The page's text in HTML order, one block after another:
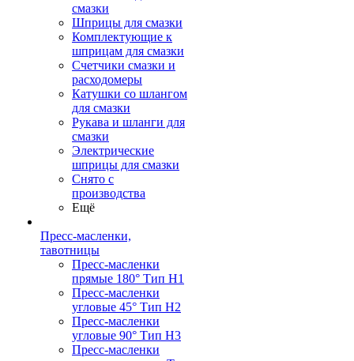
смазки
Шприцы для смазки
Комплектующие к
шприцам для смазки
Счетчики смазки и
расходомеры
Катушки со шлангом
для смазки
Рукава и шланги для
смазки
Электрические
шприцы для смазки
Снято с
производства
Ещё
Пресс-масленки,
тавотницы
Пресс-масленки
прямые 180° Тип H1
Пресс-масленки
угловые 45° Тип H2
Пресс-масленки
угловые 90° Тип H3
Пресс-масленки